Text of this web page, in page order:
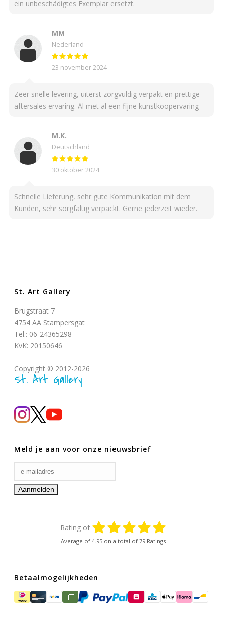
ein unbeschädigtes Exemplar ersetzt.
MM
Nederland
23 november 2024
Zeer snelle levering, uiterst zorgvuldig verpakt en prettige
aftersales ervaring. Al met al een fijne kunstkoopervaring
M.K.
Deutschland
30 oktober 2024
Schnelle Lieferung, sehr gute Kommunikation mit dem
Kunden, sehr sorgfältig verpackt. Gerne jederzeit wieder.
St. Art Gallery
Brugstraat 7
4754 AA Stampersgat
Tel.: 06-24365298
KvK: 20150646
Copyright © 2012-2026
St. Art Gallery
Meld je aan voor onze nieuwsbrief
Rating of
Average of 4.95 on a total of 79 Ratings
Betaalmogelijkheden